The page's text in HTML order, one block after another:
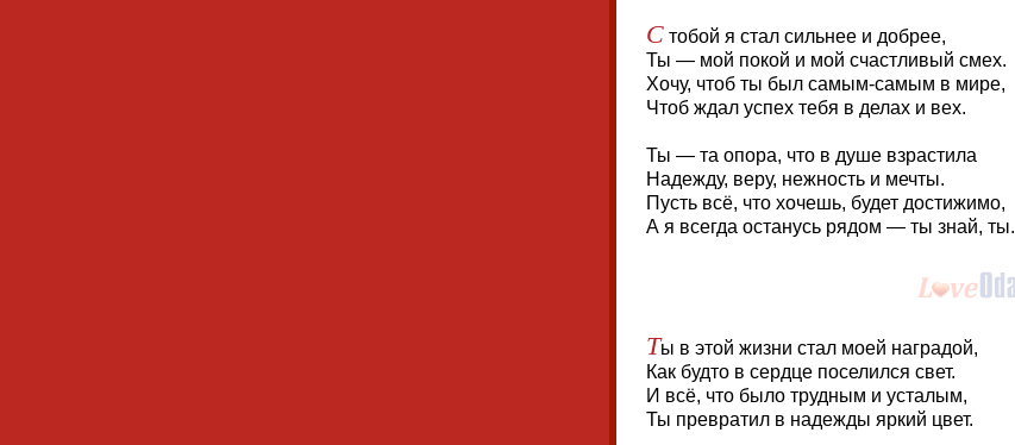
С тобой я стал сильнее и добрее,
Ты — мой покой и мой счастливый смех.
Хочу, чтоб ты был самым-самым в мире,
Чтоб ждал успех тебя в делах и вех.
Ты — та опора, что в душе взрастила
Надежду, веру, нежность и мечты.
Пусть всё, что хочешь, будет достижимо,
А я всегда останусь рядом — ты знай, ты.
Ты в этой жизни стал моей наградой,
Как будто в сердце поселился свет.
И всё, что было трудным и усталым,
Ты превратил в надежды яркий цвет.